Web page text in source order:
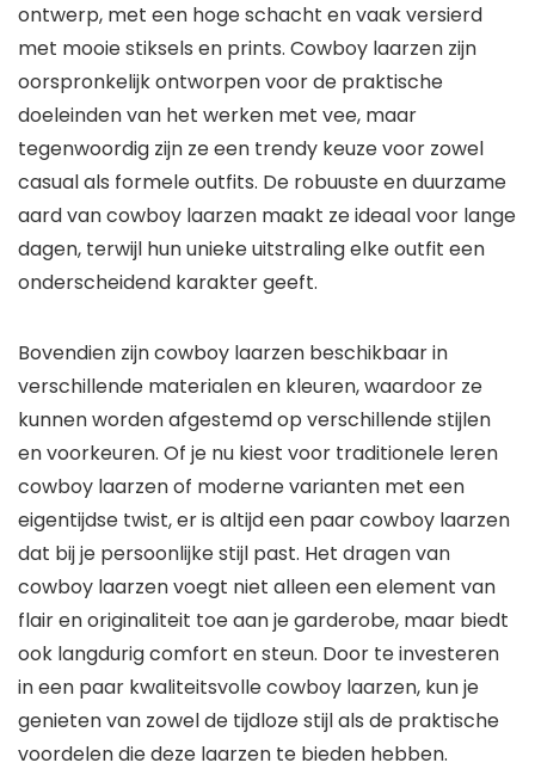
ontwerp, met een hoge schacht en vaak versierd
met mooie stiksels en prints. Cowboy laarzen zijn
oorspronkelijk ontworpen voor de praktische
doeleinden van het werken met vee, maar
tegenwoordig zijn ze een trendy keuze voor zowel
casual als formele outfits. De robuuste en duurzame
aard van cowboy laarzen maakt ze ideaal voor lange
dagen, terwijl hun unieke uitstraling elke outfit een
onderscheidend karakter geeft.
Bovendien zijn cowboy laarzen beschikbaar in
verschillende materialen en kleuren, waardoor ze
kunnen worden afgestemd op verschillende stijlen
en voorkeuren. Of je nu kiest voor traditionele leren
cowboy laarzen of moderne varianten met een
eigentijdse twist, er is altijd een paar cowboy laarzen
dat bij je persoonlijke stijl past. Het dragen van
cowboy laarzen voegt niet alleen een element van
flair en originaliteit toe aan je garderobe, maar biedt
ook langdurig comfort en steun. Door te investeren
in een paar kwaliteitsvolle cowboy laarzen, kun je
genieten van zowel de tijdloze stijl als de praktische
voordelen die deze laarzen te bieden hebben.